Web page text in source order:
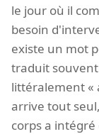
le jour où il
besoin
existe un mot
traduit
littéralement «
arrive tout
corps a intégré